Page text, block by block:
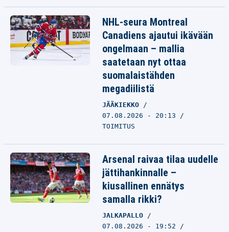
NHL-seura Montreal
Canadiens ajautui ikävään
ongelmaan – mallia
saatetaan nyt ottaa
suomalaistähden
megadiilistä
JÄÄKIEKKO
07.08.2026 - 20:13
TOIMITUS
Arsenal raivaa tilaa uudelle
jättihankinnalle –
kiusallinen ennätys
samalla rikki?
JALKAPALLO
07.08.2026 - 19:52